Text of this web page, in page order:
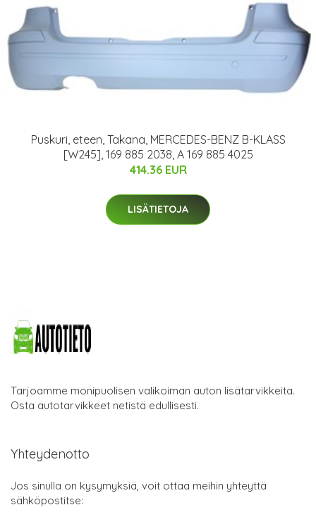
Puskuri, eteen, Takana, MERCEDES-BENZ B-KLASS
[W245], 169 885 2038, A 169 885 4025
414.36 EUR
LISÄTIETOJA
Tarjoamme monipuolisen valikoiman auton lisätarvikkeita.
Osta autotarvikkeet netistä edullisesti.
Yhteydenotto
Jos sinulla on kysymyksiä, voit ottaa meihin yhteyttä
sähköpostitse: